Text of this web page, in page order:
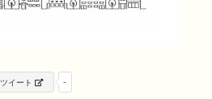
-
ツイート